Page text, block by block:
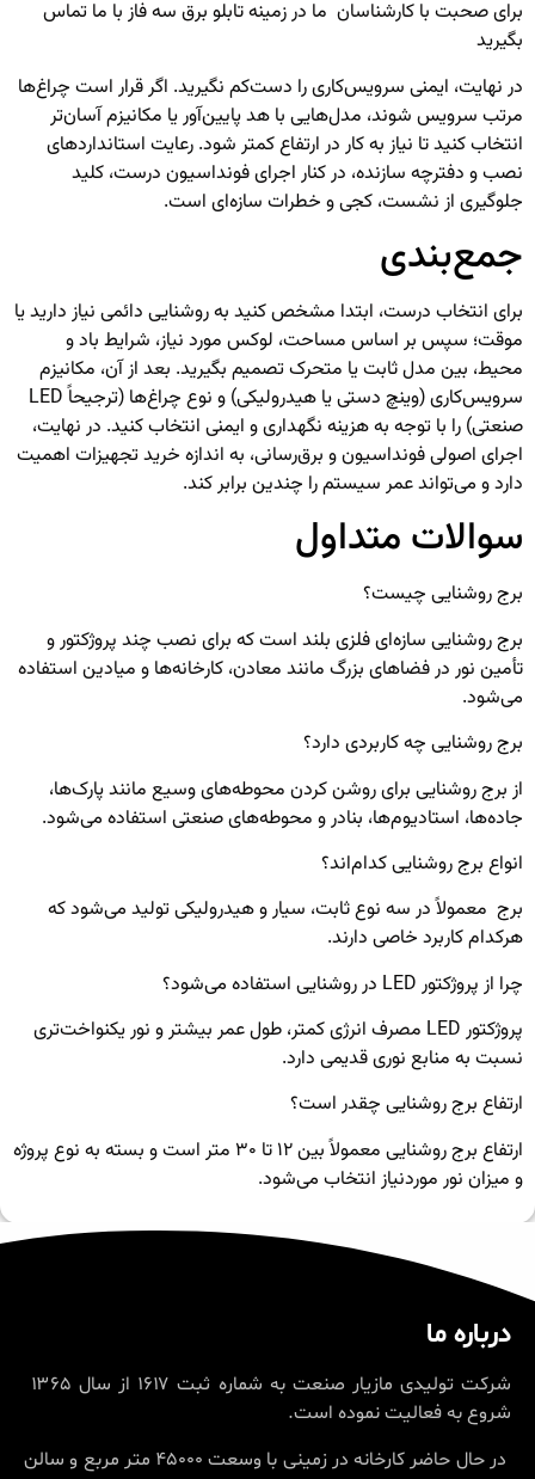
برای صحبت با کارشناسان ما در زمینهتابلو برق سه فاز با ما تماس
بگیرید
در نهایت، ایمنی سرویس‌کاری را دست‌کم نگیرید. اگر قرار است چراغ‌ها
مرتب سرویس شوند، مدل‌هایی با هد پایین‌آور یا مکانیزم آسان‌تر
انتخاب کنید تا نیاز به کار در ارتفاع کمتر شود. رعایت استانداردهای
نصب و دفترچه سازنده، در کنار اجرای فونداسیون درست، کلید
جلوگیری از نشست، کجی و خطرات سازه‌ای است.
جمع‌بندی
برای انتخاب درست، ابتدا مشخص کنید به روشنایی دائمی نیاز دارید یا
موقت؛ سپس بر اساس مساحت، لوکس مورد نیاز، شرایط باد و
محیط، بین مدل ثابت یا متحرک تصمیم بگیرید. بعد از آن، مکانیزم
سرویس‌کاری (وینچ دستی یا هیدرولیکی) و نوع چراغ‌ها (ترجیحاً LED
صنعتی) را با توجه به هزینه نگهداری و ایمنی انتخاب کنید. در نهایت،
اجرای اصولی فونداسیون و برق‌رسانی، به اندازه خرید تجهیزات اهمیت
دارد و می‌تواند عمر سیستم را چندین برابر کند.
سوالات متداول
برج روشنایی چیست؟
برج روشنایی سازه‌ای فلزی بلند است که برای نصب چند پروژکتور و
تأمین نور در فضاهای بزرگ مانند معادن، کارخانه‌ها و میادین استفاده
می‌شود.
برج روشنایی چه کاربردی دارد؟
از برج روشنایی برای روشن کردن محوطه‌های وسیع مانند پارک‌ها،
جاده‌ها، استادیوم‌ها، بنادر و محوطه‌های صنعتی استفاده می‌شود.
انواع برج روشنایی کدام‌اند؟
برج معمولاً در سه نوع ثابت، سیار و هیدرولیکی تولید می‌شود که
هرکدام کاربرد خاصی دارند.
چرا از پروژکتور LED در روشنایی استفاده می‌شود؟
پروژکتور LED مصرف انرژی کمتر، طول عمر بیشتر و نور یکنواخت‌تری
نسبت به منابع نوری قدیمی دارد.
ارتفاع برج روشنایی چقدر است؟
ارتفاع برج روشنایی معمولاً بین ۱۲ تا ۳۰ متر است و بسته به نوع پروژه
و میزان نور موردنیاز انتخاب می‌شود.
درباره ما
شروع به فعالیت نموده است.
در حال حاضر کارخانه در زمینی با وسعت ۴۵۰۰۰ متر مربع و سالن